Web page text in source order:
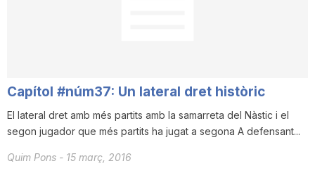
Capítol #núm37: Un lateral dret històric
El lateral dret amb més partits amb la samarreta del Nàstic i el
segon jugador que més partits ha jugat a segona A defensant...
Quim Pons - 15 març, 2016